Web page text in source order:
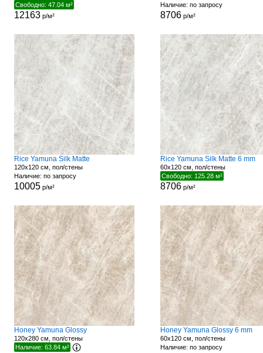
Свободно: 47.04 м²
12163р/м²
Наличие: по запросу
8706р/м²
Rice Yamuna Silk Matte
120x120 см, пол/стены
Наличие: по запросу
10005р/м²
Rice Yamuna Silk Matte 6 mm
60x120 см, пол/стены
Свободно: 125.28 м²
8706р/м²
Honey Yamuna Glossy
120x280 см, пол/стены
Наличие: 63.84 м²
Honey Yamuna Glossy 6 mm
60x120 см, пол/стены
Наличие: по запросу